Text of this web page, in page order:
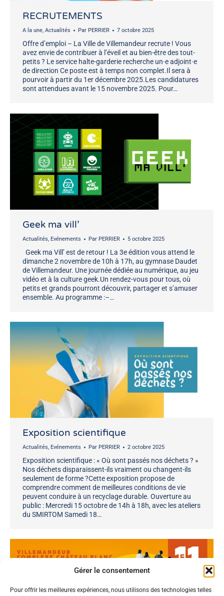
Gérer le consentement
Pour offrir les meilleures expériences, nous utilisons des technologies telles
RECRUTEMENTS
A la une, Actualités Par PERRIER 7 octobre 2025
Offre d’emploi – La Ville de Villemandeur recrute ! Vous
avez envie de contribuer à l’éveil et au bien-être des tout-
petits ? Le service halte-garderie recherche un·e adjoint·e
de direction Ce poste est à temps non complet.Il sera à
pourvoir à partir du 1er décembre 2025.Les candidatures
sont attendues avant le 15 novembre 2025. Pour…
Geek ma vill’
Actualités, Evénements Par PERRIER 5 octobre 2025
Geek ma Vill’ est de retour ! La 3e édition vous attend le
dimanche 2 novembre de 10h à 17h, au gymnase Daudet
de Villemandeur. Une journée dédiée au numérique, au jeu
vidéo et à la culture geek.Un rendez-vous pour tous, où
petits et grands pourront découvrir, partager et s’amuser
ensemble. Au programme :–…
Exposition scientifique
Actualités, Evénements Par PERRIER 2 octobre 2025
Exposition scientifique : « Où sont passés nos déchets ? »
Nos déchets disparaissent-ils vraiment ou changent-ils
seulement de forme ?Cette exposition propose de
comprendre comment de meilleures conditions de vie
peuvent conduire à un recyclage durable. Ouverture au
public : Mercredi 15 octobre de 14h à 18h, avec les ateliers
du SMIRTOM Samedi 18…